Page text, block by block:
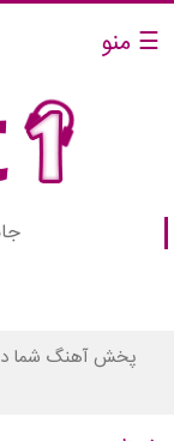
☰ منو
پخش آهنگ شما